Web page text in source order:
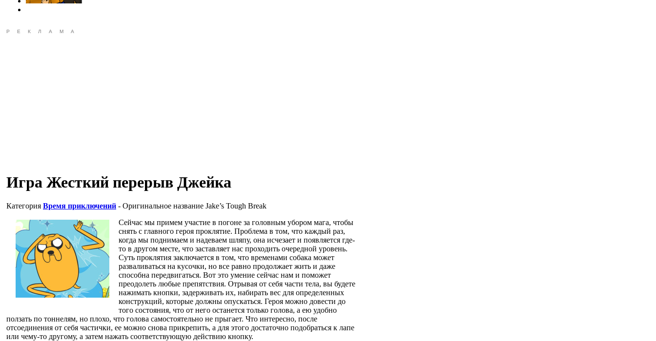
РЕКЛАМА
Игра Жесткий перерыв Джейка
Категория Время приключений - Оригинальное название Jake’s Tough Break
Сейчас мы примем участие в погоне за головным убором мага, чтобы
снять с главного героя проклятие. Проблема в том, что каждый раз,
когда мы поднимаем и надеваем шляпу, она исчезает и появляется где-
то в другом месте, что заставляет нас проходить очередной уровень.
Суть проклятия заключается в том, что временами собака может
разваливаться на кусочки, но все равно продолжает жить и даже
способна передвигаться. Вот это умение сейчас нам и поможет
преодолеть любые препятствия. Отрывая от себя части тела, вы будете
нажимать кнопки, задерживать их, набирать вес для определенных
конструкций, которые должны опускаться. Героя можно довести до
того состояния, что от него останется только голова, а ею удобно
ползать по тоннелям, но плохо, что голова самостоятельно не прыгает. Что интересно, после
отсоединения от себя частички, ее можно снова прикрепить, а для этого достаточно подобраться к лапе
или чему-то другому, а затем нажать соответствующую действию кнопку.